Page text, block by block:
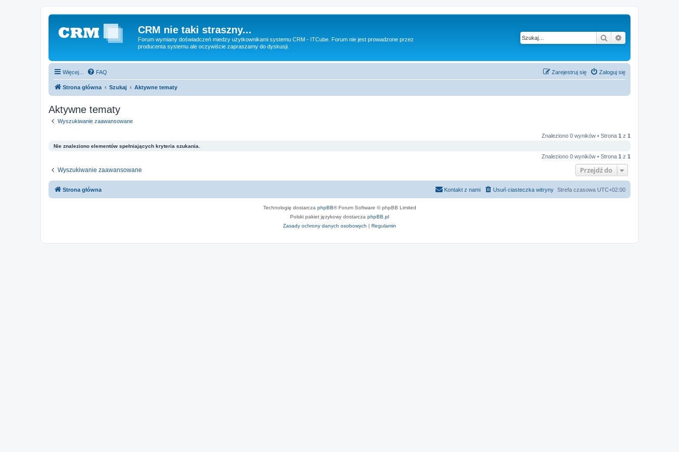
CRM nie taki straszny...
Forum wymiany doświadczeń miedzy użytkownikami systemu CRM - ITCube. Forum nie jest prowadzone przez
producenta systemu ale oczywiście zapraszamy do dyskusji.
Szukaj
Więcej… FAQ Zaloguj się
Zarejestruj się
Strona główna Szukaj Aktywne tematy
Aktywne tematy
Wyszukiwanie zaawansowane
Znaleziono 0 wyników • Strona 1 z 1
Nie znaleziono elementów spełniających kryteria szukania.
Znaleziono 0 wyników • Strona 1 z 1
Wyszukiwanie zaawansowane Przejdź do
Strona główna Strefa czasowa UTC+02:00
Usuń ciasteczka witryny
Kontakt z nami
Technologię dostarcza phpBB® Forum Software © phpBB Limited
Polski pakiet językowy dostarcza phpBB.pl
Zasady ochrony danych osobowych | Regulamin